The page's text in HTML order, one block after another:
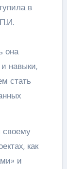
в
она
навыки,
стать
своему
как
и